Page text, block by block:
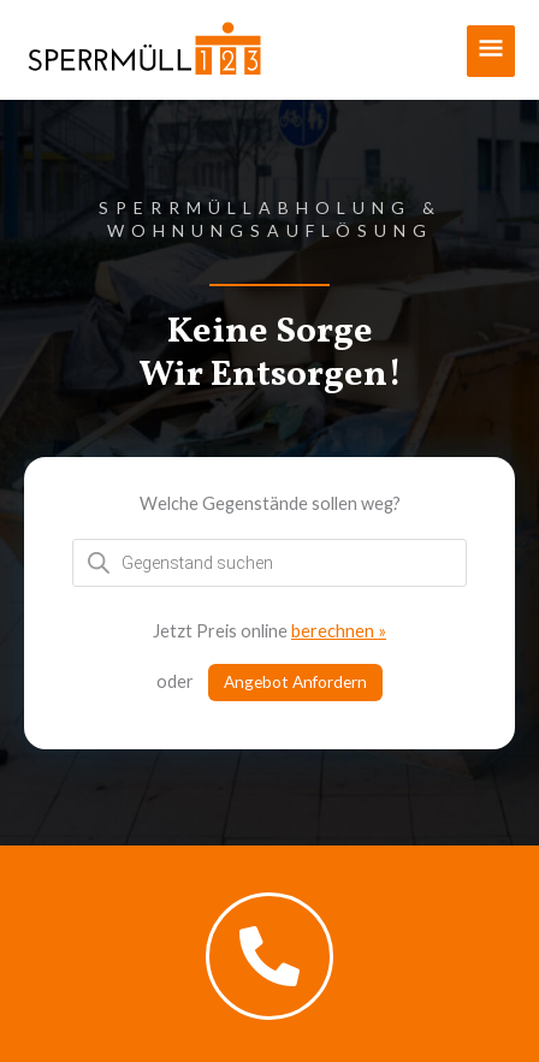
springen
SPERRMÜLLABHOLUNG &
WOHNUNGSAUFLÖSUNG
Keine Sorge
Wir Entsorgen!
Welche Gegenstände sollen weg?
search
Jetzt Preis onlineberechnen »
oder Angebot Anfordern